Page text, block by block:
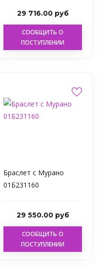
29 716.00 руб
СООБЩИТЬ О
ПОСТУПЛЕНИИ
Браслет с Мурано
01Б231160
29 550.00 руб
СООБЩИТЬ О
ПОСТУПЛЕНИИ